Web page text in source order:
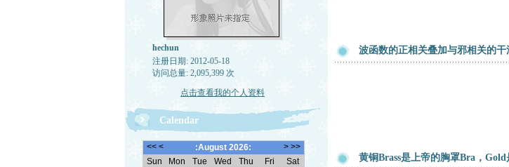
hechun
注册日期: 2012-05-18
访问总量: 2,095,399 次
点击查看我的个人资料
Calendar
波函数的正相关叠加与邪相关的干
黄铜Brass是上帝的胸罩Bra，